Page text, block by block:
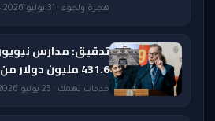
هجرة ولجوء · 31 يوليو 2026 — 8:19 AM
تدقيق: مدارس
431.6 مليون دولار من «ميديكيد
خدمات تهمك · 23 يوليو 2026 — 9:06 PM